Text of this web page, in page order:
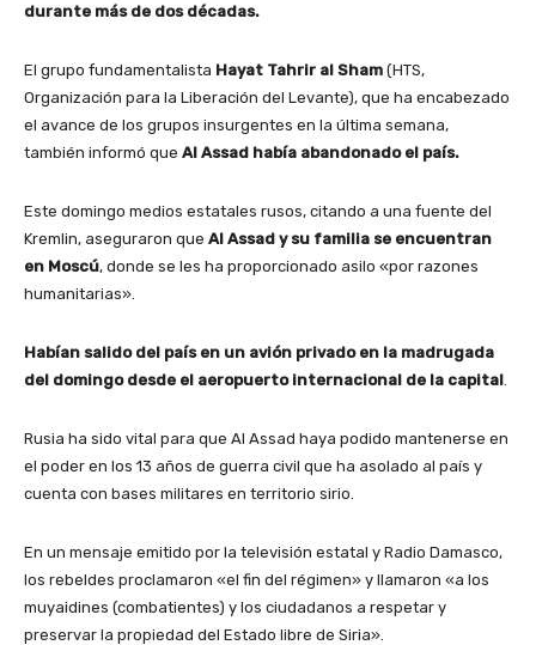
durante más de dos décadas.
El grupo fundamentalista Hayat Tahrir al Sham (HTS,
Organización para la Liberación del Levante), que ha encabezado
el avance de los grupos insurgentes en la última semana,
también informó que Al Assad había abandonado el país.
Este domingo medios estatales rusos, citando a una fuente del
Kremlin, aseguraron que Al Assad y su familia se encuentran
en Moscú, donde se les ha proporcionado asilo «por razones
humanitarias».
Habían salido del país en un avión privado en la madrugada
del domingo desde el aeropuerto internacional de la capital
Rusia ha sido vital para que Al Assad haya podido mantenerse en
el poder en los 13 años de guerra civil que ha asolado al país y
cuenta con bases militares en territorio sirio.
En un mensaje emitido por la televisión estatal y Radio Damasco,
los rebeldes proclamaron «el fin del régimen» y llamaron «a los
muyaidines (combatientes) y los ciudadanos a respetar y
preservar la propiedad del Estado libre de Siria».